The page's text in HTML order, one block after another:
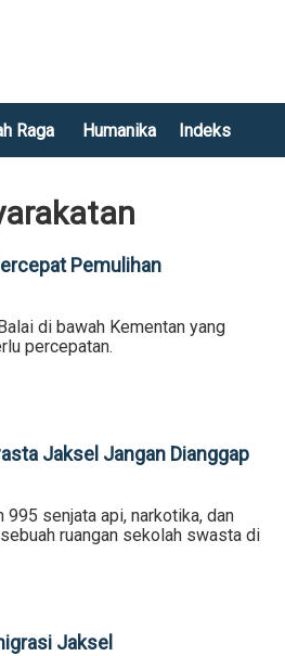
Raga Humanika Indeks
Pemulihan
di bawah Kementan yang
percepatan.
Jaksel Jangan Dianggap
senjata api, narkotika, dan
ruangan sekolah swasta di
Jaksel